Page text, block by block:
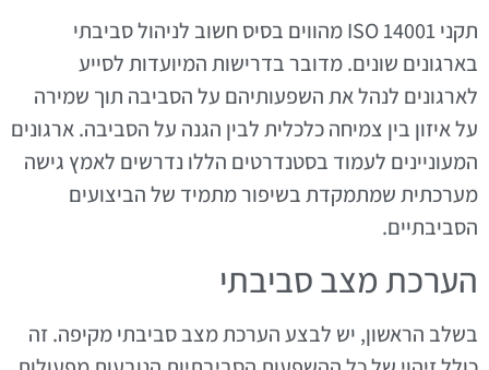
תקני ISO 14001 מהווים בסיס חשוב לניהול סביבתי
בארגונים שונים. מדובר בדרישות המיועדות לסייע
לארגונים לנהל את השפעותיהם על הסביבה תוך שמירה
על איזון בין צמיחה כלכלית לבין הגנה על הסביבה. ארגונים
המעוניינים לעמוד בסטנדרטים הללו נדרשים לאמץ גישה
מערכתית שמתמקדת בשיפור מתמיד של הביצועים
הסביבתיים.
הערכת מצב סביבתי
בשלב הראשון, יש לבצע הערכת מצב סביבתי מקיפה. זה